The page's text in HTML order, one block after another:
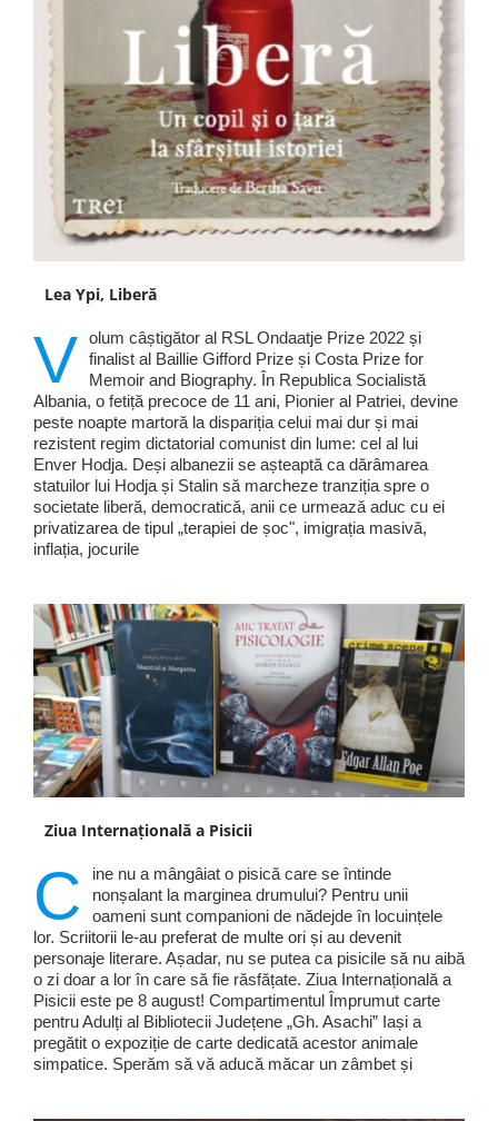
Lea Ypi, Liberă
V olum câștigător al RSL Ondaatje Prize 2022 și
finalist al Baillie Gifford Prize și Costa Prize for
Memoir and Biography. În Republica Socialistă
Albania, o fetiță precoce de 11 ani, Pionier al Patriei, devine
peste noapte martoră la dispariția celui mai dur și mai
rezistent regim dictatorial comunist din lume: cel al lui
Enver Hodja. Deși albanezii se așteaptă ca dărâmarea
statuilor lui Hodja și Stalin să marcheze tranziția spre o
societate liberă, democratică, anii ce urmează aduc cu ei
privatizarea de tipul „terapiei de șoc", imigrația masivă,
inflația, jocurile
Ziua Internațională a Pisicii
C
ine nu a mângâiat o pisică care se întinde
nonșalant la marginea drumului? Pentru unii
oameni sunt companioni de nădejde în locuințele
lor. Scriitorii le-au preferat de multe ori și au devenit
personaje literare. Așadar, nu se putea ca pisicile să nu aibă
o zi doar a lor în care să fie răsfățate. Ziua Internațională a
Pisicii este pe 8 august! Compartimentul Împrumut carte
pentru Adulți al Bibliotecii Județene „Gh. Asachi” Iași a
pregătit o expoziție de carte dedicată acestor animale
simpatice. Sperăm să vă aducă măcar un zâmbet și